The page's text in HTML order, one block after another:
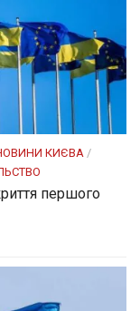
КИЄВА /
першого